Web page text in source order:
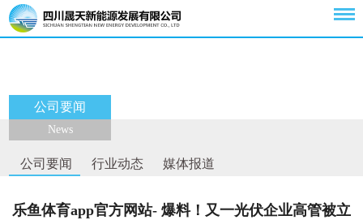
公司要闻
News
公司要闻 行业动态 媒体报道
乐鱼体育app官方网站- 爆料！又一光伏企业高管被立